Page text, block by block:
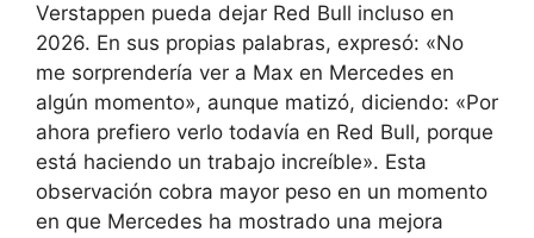
Verstappen pueda dejar Red Bull incluso en
2026. En sus propias palabras, expresó: «No
me sorprendería ver a Max en Mercedes en
algún momento», aunque matizó, diciendo: «Por
ahora prefiero verlo todavía en Red Bull, porque
está haciendo un trabajo increíble». Esta
observación cobra mayor peso en un momento
en que Mercedes ha mostrado una mejora